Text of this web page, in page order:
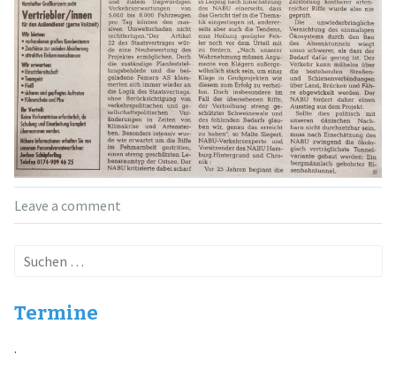
Leave a comment
Suchen
Termine
.